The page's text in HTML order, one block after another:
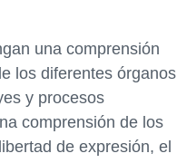
una comprensión
los diferentes órganos
y procesos
comprensión de los
de expresión, el